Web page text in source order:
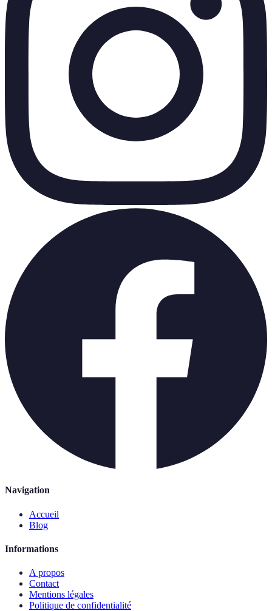
Navigation
Accueil
Blog
Informations
A propos
Contact
Mentions légales
Politique de confidentialité